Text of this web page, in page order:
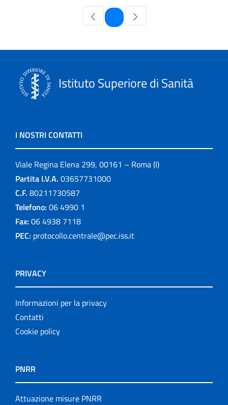
Pagina
Istituto Superiore di Sanità
I NOSTRI CONTATTI
Viale Regina Elena 299, 00161 – Roma (I)
Partita I.V.A. 03657731000
C.F. 80211730587
Telefono: 06 4990 1
Fax: 06 4938 7118
PEC: protocollo.centrale@pec.iss.it
PRIVACY
Informazioni per la privacy
Contatti
Cookie policy
PNRR
Attuazione misure PNRR